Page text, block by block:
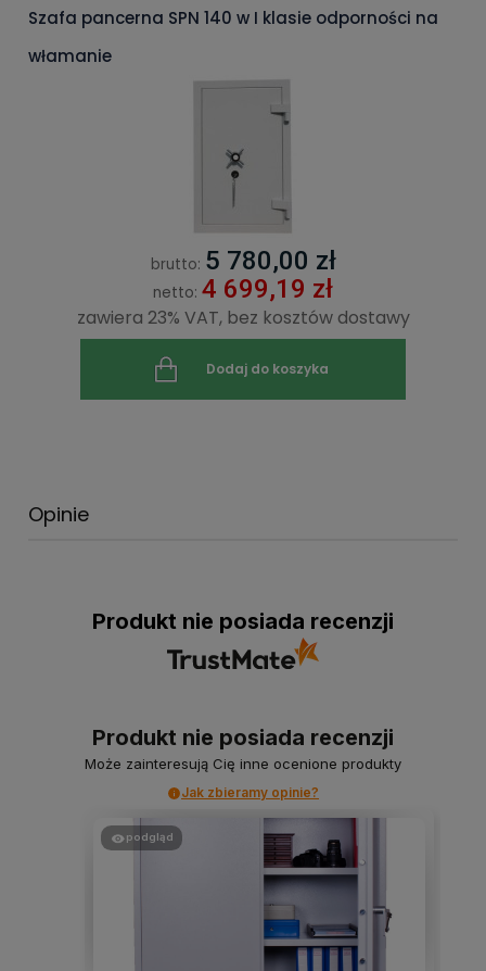
Szafa pancerna SPN 140 w I klasie odporności na
włamanie
brutto: 5 780,00 zł
netto: 4 699,19 zł
zawiera 23% VAT, bez kosztów dostawy
Dodaj do koszyka
Opinie
Produkt nie posiada recenzji
Produkt nie posiada recenzji
Może zainteresują Cię inne ocenione produkty
Jak zbieramy opinie?
podgląd